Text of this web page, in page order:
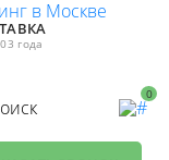
года
0